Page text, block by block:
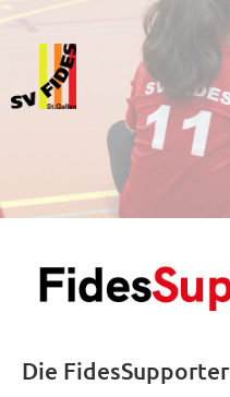
Die FidesSupporter